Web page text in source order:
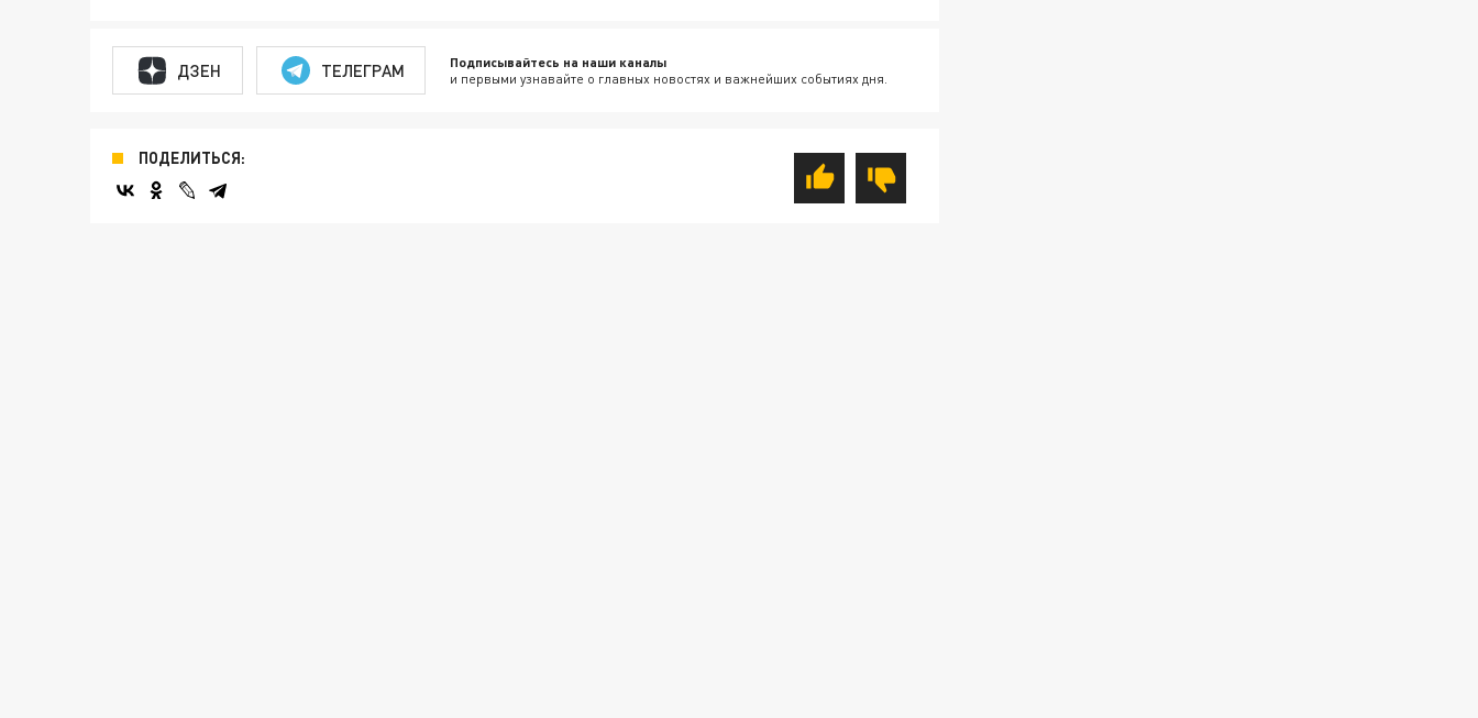
ДЗЕН ТЕЛЕГРАМ Подписывайтесь на наши каналы
и первыми узнавайте о главных новостях и важнейших событиях дня.
ПОДЕЛИТЬСЯ: